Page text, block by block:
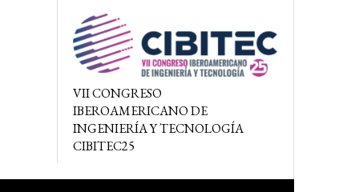
VII CONGRESO
IBEROAMERICANO DE
INGENIERÍA Y TECNOLOGÍA
CIBITEC25